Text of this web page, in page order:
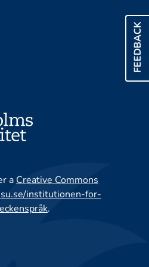
FEEDBACK
a Creative Commons
institutionen-for-
.